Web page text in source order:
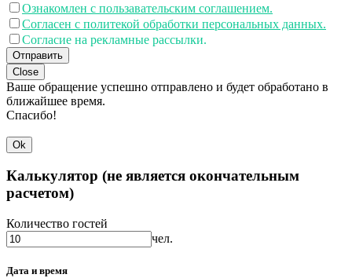
Ознакомлен с пользавательским соглашением.
Согласен с политекой обработки персональных данных.
Согласие на рекламные рассылки.
Отправить
Close
Ваше обращение успешно отправлено и будет обработано в
ближайшее время.
Спасибо!
Ok
Калькулятор (не является окончательным
расчетом)
Количество гостей
чел.
Дата и время